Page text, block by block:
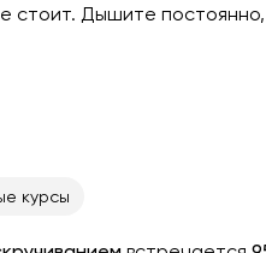
стоит. Дышите
курсы